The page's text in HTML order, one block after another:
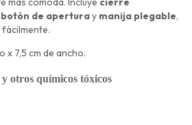
botón de aperturay manija plegable
x 7,5 cm de ancho.
otros químicos tóxicos